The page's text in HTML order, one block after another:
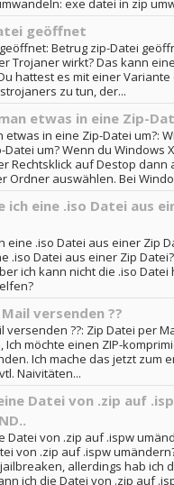
exe datei in zip
geöffnet
Betrug zip-Datei
Trojaner wirkt? Das kann
hattest es mit einer Variante
zu tun, der...
etwas in eine Zip-
etwas in eine Zip-Datei um?:
um? Wenn du Windows
Rechtsklick auf Destop dann
Ordner auswählen. Bei
ich eine .iso Datei aus
eine .iso Datei aus einer Zip
.iso Datei aus einer Zip
ich kann nicht die .iso
versenden ??
versenden ??: Zip Datei per
Ich möchte einen ZIP-
Ich mache das jetzt zum
Naivitäten...
Datei von .zip auf
Datei von .zip auf .ispw
von .zip auf .ispw
allerdings hab ich
ich die Datei von .zip auf